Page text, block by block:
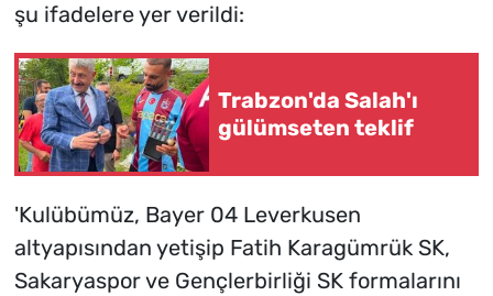
şu ifadelere yer verildi:
Trabzon'da Salah'ı
gülümseten teklif
'Kulübümüz, Bayer 04 Leverkusen
altyapısından yetişip Fatih Karagümrük SK,
Sakaryaspor ve Gençlerbirliği SK formalarını